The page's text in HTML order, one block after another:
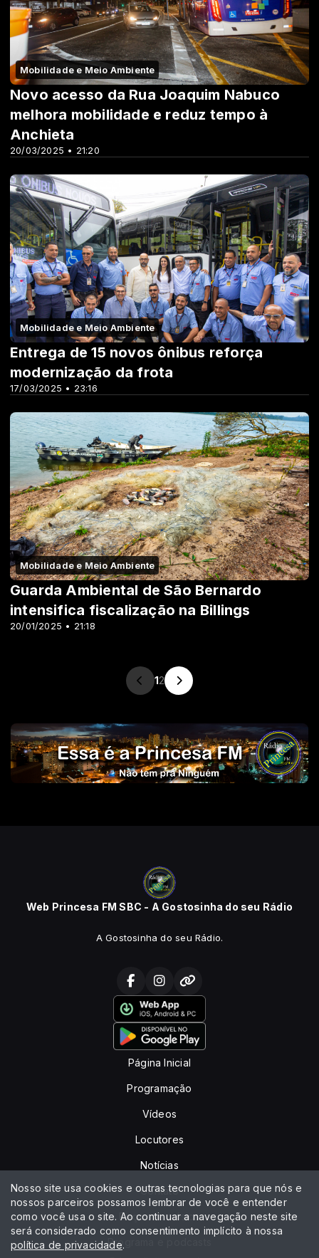
Mobilidade e Meio Ambiente
20/03/2025 • 21:20
Novo acesso da Rua Joaquim Nabuco
melhora mobilidade e reduz tempo à
Anchieta
Mobilidade e Meio Ambiente
17/03/2025 • 23:16
Entrega de 15 novos ônibus reforça
modernização da frota
Mobilidade e Meio Ambiente
20/01/2025 • 21:18
Guarda Ambiental de São Bernardo
intensifica fiscalização na Billings
12
Web Princesa FM SBC - A Gostosinha do seu Rádio
A Gostosinha do seu Rádio.
Página Inicial
Programação
Vídeos
Locutores
Notícias
Contato
Peça sua música
Programa e podcasts
Nosso site usa cookies e outras tecnologias para que nós e
nossos parceiros possamos lembrar de você e entender
como você usa o site. Ao continuar a navegação neste site
será considerado como consentimento implícito à nossa
política de privacidade.